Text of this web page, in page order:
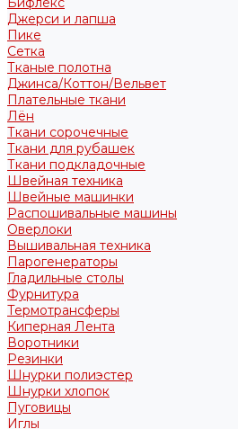
Джерси и лапша
Пике
Сетка
Тканые полотна
Джинса/Коттон/Вельвет
Плательные ткани
Лён
Ткани сорочечные
Ткани для рубашек
Ткани подкладочные
Швейная техника
Швейные машинки
Распошивальные машины
Оверлоки
Вышивальная техника
Парогенераторы
Гладильные столы
Фурнитура
Термотрансферы
Киперная Лента
Воротники
Резинки
Шнурки полиэстер
Шнурки хлопок
Пуговицы
Иглы